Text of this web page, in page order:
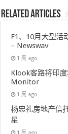
Related Articles
F1、10月大型活
– Newswav
1 周 ago
Klook客路将印
Monitor
1 周 ago
杨忠礼房地产信
星